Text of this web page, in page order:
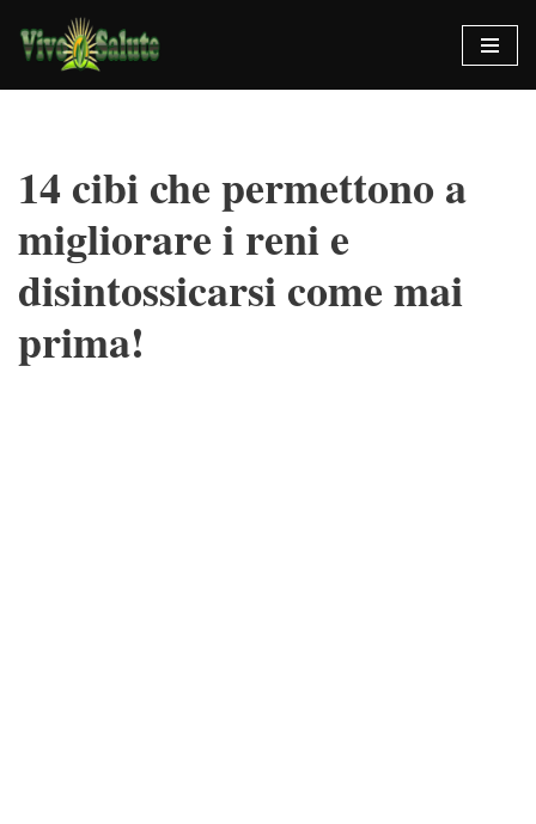
Vai
al
14 cibi che permettono a
migliorare i reni e
disintossicarsi come mai
prima!